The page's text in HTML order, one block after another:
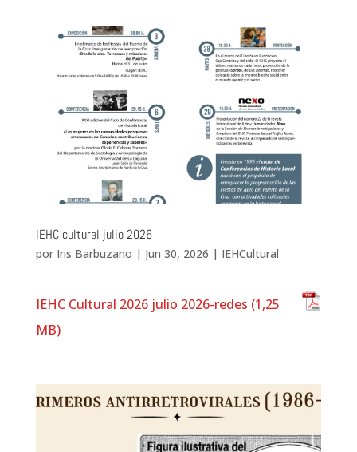
IEHC cultural julio 2026
por Iris Barbuzano | Jun 30, 2026 | IEHCultural
IEHC Cultural 2026 julio 2026-redes